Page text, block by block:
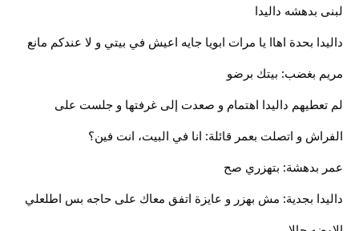
لبنى بدهشه داليدا
داليدا بحدة اهاا يا مرات ابويا جايه اعيش في بيتي و لا عندكم مانع
مريم بغضب: بيتك برضو
لم تعطيهم داليدا اهتمام و صعدت إلى غرفتها و جلست على
الفراش و اتصلت بعمر قائلة: انا في البيت، انت فين؟
عمر بدهشة: بتهزري صح
داليدا بجدية: مش بهزر و عايزة اتفق معاك على حاجه بس اطلعلي